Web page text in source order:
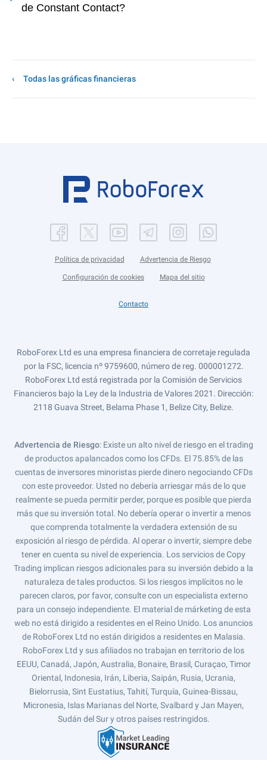
de Constant Contact?
Todas las gráficas financieras
Política de privacidad Advertencia de Riesgo
Configuración de cookies Mapa del sitio
Contacto
RoboForex Ltd es una empresa financiera de corretaje regulada
por la FSC, licencia nº 9759600, número de reg. 000001272.
RoboForex Ltd está registrada por la Comisión de Servicios
Financieros bajo la Ley de la Industria de Valores 2021. Dirección:
2118 Guava Street, Belama Phase 1, Belize City, Belize.
Advertencia de Riesgo: Existe un alto nivel de riesgo en el trading
de productos apalancados como los CFDs. El 75.85% de las
cuentas de inversores minoristas pierde dinero negociando CFDs
con este proveedor. Usted no debería arriesgar más de lo que
realmente se pueda permitir perder, porque es posible que pierda
más que su inversión total. No debería operar o invertir a menos
que comprenda totalmente la verdadera extensión de su
exposición al riesgo de pérdida. Al operar o invertir, siempre debe
tener en cuenta su nivel de experiencia. Los servicios de Copy
Trading implican riesgos adicionales para su inversión debido a la
naturaleza de tales productos. Si los riesgos implícitos no le
parecen claros, por favor, consulte con un especialista externo
para un consejo independiente. El material de márketing de esta
web no está dirigido a residentes en el Reino Unido. Los anuncios
de RoboForex Ltd no están dirigidos a residentes en Malasia.
RoboForex Ltd y sus afiliados no trabajan en territorio de los
EEUU, Canadá, Japón, Australia, Bonaire, Brasil, Curaçao, Timor
Oriental, Indonesia, Irán, Liberia, Saipán, Rusia, Ucrania,
Bielorrusia, Sint Eustatius, Tahití, Turquía, Guinea-Bissau,
Micronesia, Islas Marianas del Norte, Svalbard y Jan Mayen,
Sudán del Sur y otros países restringidos.